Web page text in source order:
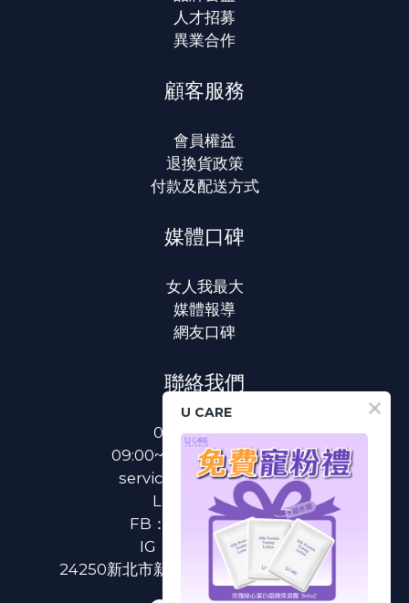
人才招募
異業合作
顧客服務
會員權益
退換貨政策
付款及配送方式
媒體口碑
女人我最大
媒體報導
網友口碑
聯絡我們
0800-233-233
09:00~18:00(國定假日除外)
service@u-care.com.tw
LINE：
@ucare
FB：
U CARE 美麗粉專
IG：
ucare.tw2002
24250新北市新莊區新北大道二段312號3樓
U CARE